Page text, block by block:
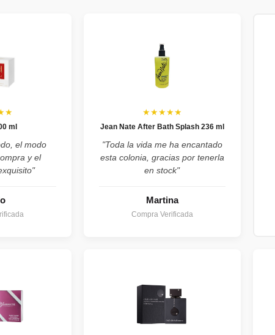
ml
el modo
y el
★★★★★
Jean Nate After Bath Splash 236 ml
"Toda la vida me ha encantado
esta colonia, gracias por tenerla
en stock"
Martina
Compra Verificada